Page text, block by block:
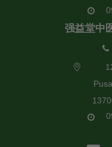
强益堂中